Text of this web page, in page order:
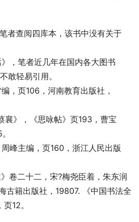
者查阅四库本，该书中没有关于
，笔者近几年在国内各大图书
敢轻易引用。
，页106，河南教育出版社，
襄》，《思咏帖》页193，曹宝
峰主编，页160，浙江人民出版
卷二十二，宋?梅尧臣着，朱东润
古籍出版社，19807. 《中国书法全
12。